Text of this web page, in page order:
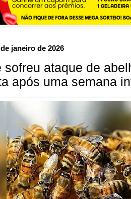
janeiro de 2026
sofreu ataque de
após uma semana